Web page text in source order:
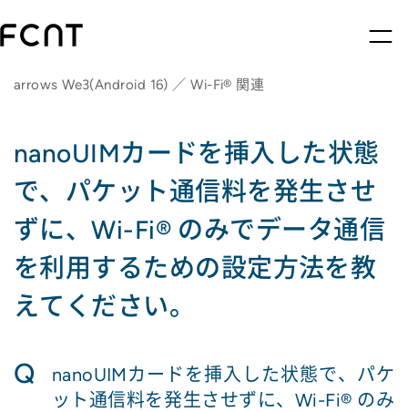
arrows We3(Android 16) ／ Wi-Fi® 関連
nanoUIMカードを挿入した状態
で、パケット通信料を発生させ
ずに、Wi-Fi® のみでデータ通信
を利用するための設定方法を教
えてください。
Q
nanoUIMカードを挿入した状態で、パケ
ット通信料を発生させずに、Wi-Fi® のみ